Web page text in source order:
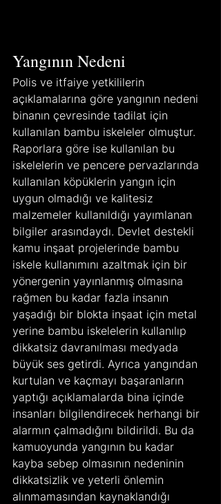
Yangının Nedeni
Polis ve itfaiye yetkililerin
açıklamalarına göre yangının nedeni
binanın çevresinde tadilat için
kullanılan bambu iskeleler olmuştur.
Raporlara göre ise kullanılan bu
iskelelerin ve pencere pervazlarında
kullanılan köpüklerin yangın için
uygun olmadığı ve kalitesiz
malzemeler kullanıldığı yayımlanan
bilgiler arasındaydı. Devlet destekli
kamu inşaat projelerinde bambu
iskele kullanımını azaltmak için bir
yönergenin yayınlanmış olmasına
rağmen bu kadar fazla insanın
yaşadığı bir blokta inşaat için metal
yerine bambu iskelelerin kullanılıp
dikkatsiz davranılması medyada
büyük ses getirdi. Ayrıca yangından
kurtulan ve kaçmayı başaranların
yaptığı açıklamalarda bina içinde
insanları bilgilendirecek herhangi bir
alarmın çalmadığını bildirildi. Bu da
kamuoyunda yangının bu kadar
kayba sebep olmasının nedeninin
dikkatsizlik ve yeterli önlemin
alınmamasından kaynaklandığı